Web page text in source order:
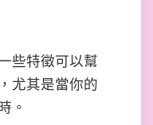
些特徵可以幫
尤其是當你的
。